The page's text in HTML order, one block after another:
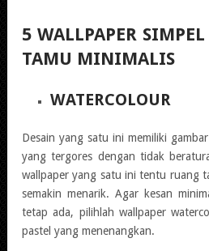
5 WALLPAPER
TAMU MINIMALIS
WATERCOLOUR
Desain yang satu ini memiliki
yang tergores dengan tidak
wallpaper yang satu ini tentu ruang
semakin menarik. Agar kesan
tetap ada, pilihlah wallpaper
pastel yang menenangkan.